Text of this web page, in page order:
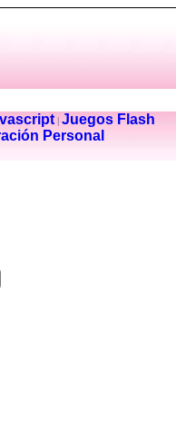
| Juegos Flash
Personal